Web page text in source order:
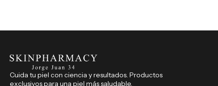
Cuida tu piel con ciencia y resultados. Productos
exclusivos para una piel más saludable.